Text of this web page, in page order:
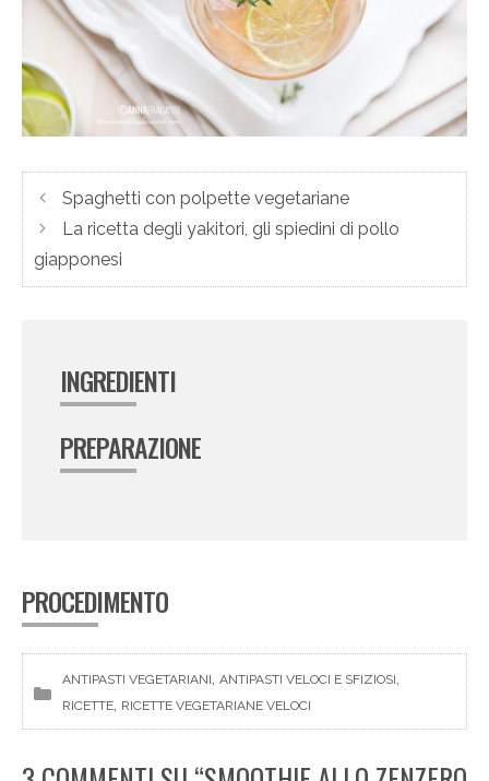
Spaghetti con polpette vegetariane
La ricetta degli yakitori, gli spiedini di pollo
giapponesi
INGREDIENTI
PREPARAZIONE
PROCEDIMENTO
ANTIPASTI VEGETARIANI, ANTIPASTI VELOCI E SFIZIOSI
RICETTE, RICETTE VEGETARIANE VELOCI